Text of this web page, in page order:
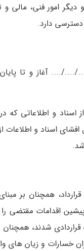
دیگر امور فنی، مالی و
دسترسی دارد.
.../..../.... آغاز و تا
اسناد و اطلاعاتی که
اسناد و اطلاعات
همچنان بر
اقدامات مقتضی را
شدند،
خسارات و زیان های